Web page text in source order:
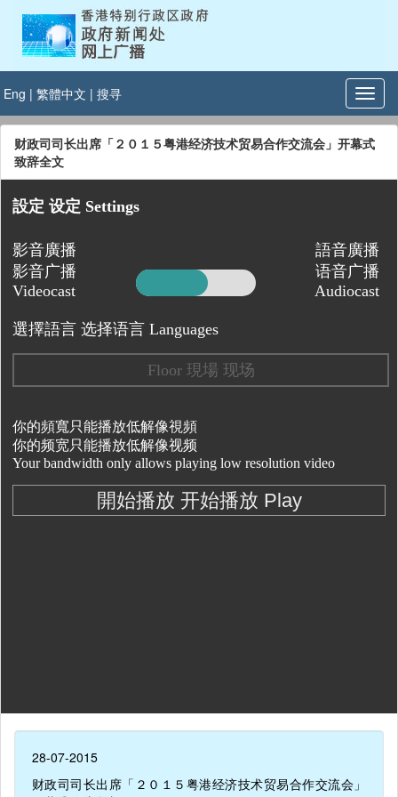
Eng | 繁體中文 | 搜寻
财政司司长出席「２０１５粤港经济技术贸易合作交流会」开幕式
致辞全文
28-07-2015
财政司司长出席「２０１５粤港经济技术贸易合作交流会」